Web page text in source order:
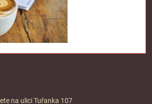
na ulici Tuřanka 107